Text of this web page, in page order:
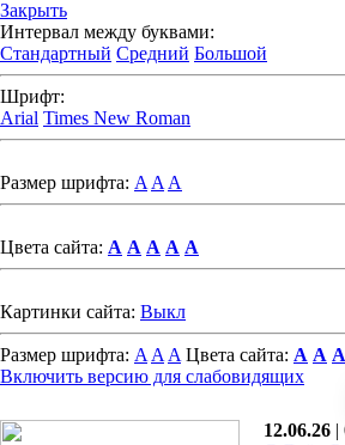
Закрыть
Интервал между буквами:
Стандартный Средний Большой
Шрифт:
Arial Times New Roman
Размер шрифта: A A A
Цвета сайта: A A A A A
Картинки сайта: Выкл
Размер шрифта: A A A Цвета сайта: A A A
Включить версию для слабовидящих
12.06.26 |